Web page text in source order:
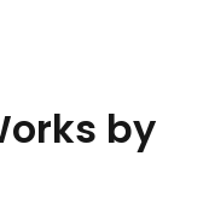
by